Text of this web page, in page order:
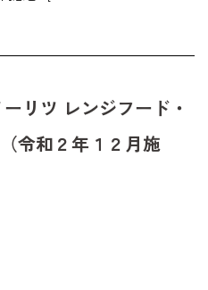
リツ レンジフード・
令和２年１２月施